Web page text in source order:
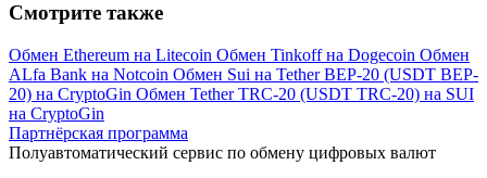
Смотрите также
Обмен Ethereum на Litecoin Обмен Tinkoff на Dogecoin Обмен
ALfa Bank на Notcoin Обмен Sui на Tether BEP-20 (USDT BEP-
20) на CryptoGin Обмен Tether TRC-20 (USDT TRC-20) на SUI
на CryptoGin
Партнёрская программа
Полуавтоматический сервис по обмену цифровых валют